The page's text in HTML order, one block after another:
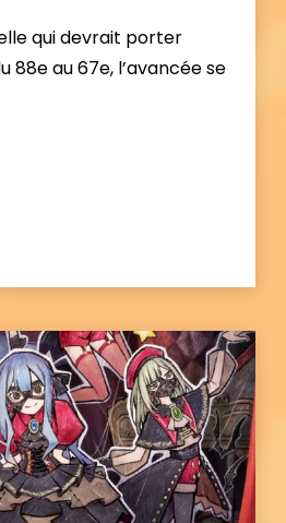
qui devrait porter
88e au 67e, l’avancée se